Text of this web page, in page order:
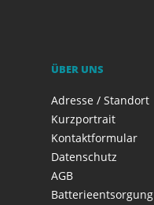
ÜBER UNS
Adresse / Standort
Kurzportrait
Kontaktformular
Datenschutz
AGB
Batterieentsorgung